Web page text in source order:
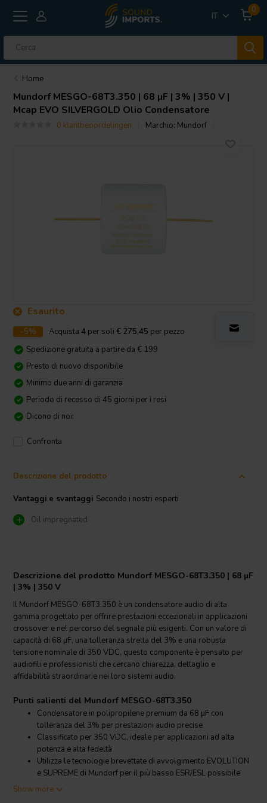
IT
0
Home
MundorfMESGO-68T3.350 | 68 µF | 3% | 350 V |
Mcap EVO SILVERGOLD Olio Condensatore
0 klantbeoordelingen Marchio: Mundorf
Esaurito
-5% Acquista4 per soli € 275,45 per pezzo
Spedizione gratuita a partire da € 199
Presto di nuovo disponibile
Minimo due anni di garanzia
Periodo di recesso di 45 giorni per i resi
Dicono di noi:
Confronta
Descrizione del prodotto
Vantaggi e svantaggi Secondo i nostri esperti
Oil impregnated
Descrizione del prodotto Mundorf MESGO-68T3.350 | 68 µF
| 3% | 350 V
Il Mundorf MESGO-68T3.350 è un condensatore audio di alta
gamma progettato per offrire prestazioni eccezionali in applicazioni
crossover e nel percorso del segnale più esigenti. Con un valore di
capacità di 68 µF, una tolleranza stretta del 3% e una robusta
tensione nominale di 350 VDC, questo componente è pensato per
audiofili e professionisti che cercano chiarezza, dettaglio e
affidabilità straordinarie nei loro sistemi audio.
Punti salienti del Mundorf MESGO-68T3.350
Condensatore in polipropilene premium da 68 µF con
tolleranza del 3% per prestazioni audio precise
Classificato per 350 VDC, ideale per applicazioni ad alta
potenza e alta fedeltà
Utilizza le tecnologie brevettate di avvolgimento EVOLUTION
e SUPREME di Mundorf per il più basso ESR/ESL possibile
Impregnato d’olio per una dinamica, presenza e soppressione
Show more